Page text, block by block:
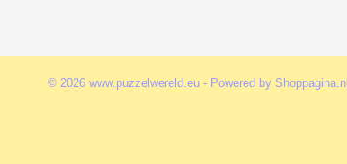
© 2026 www.puzzelwereld.eu - Powered by Shoppagina.nl